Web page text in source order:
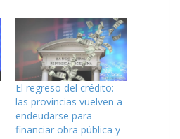
El regreso del crédito:
las provincias vuelven a
endeudarse para
financiar obra pública y